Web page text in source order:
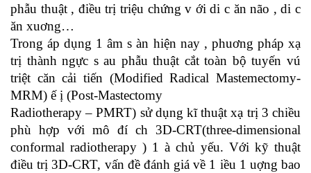
phẫu thuật , điều trị triệu chứng v ới di c ăn não , di c
ăn xuơng…
Trong áp dụng 1 âm s àn hiện nay , phuơng pháp xạ
trị thành ngực s au phẫu thuật cắt toàn bộ tuyến vú
triệt căn cải tiến (Modified Radical Mastemectomy-
MRM) ế ị (Post-Mastectomy
Radiotherapy – PMRT) sử dụng kĩ thuật xạ trị 3 chiều
phù hợp với mô đí ch 3D-CRT(three-dimensional
conformal radiotherapy ) 1 à chủ yếu. Với kỹ thuật
điều trị 3D-CRT, vấn đề đánh giá về 1 iều 1 uợng bao